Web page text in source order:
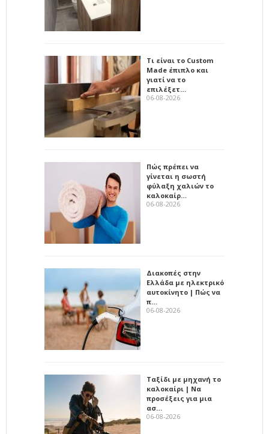
Τι είναι το Custom
Made έπιπλο και
γιατί να το
επιλέξετ…
06-08-2026
Πώς πρέπει να
γίνεται η σωστή
φύλαξη χαλιών το
καλοκαίρ…
06-08-2026
Διακοπές στην
Ελλάδα με ηλεκτρικό
αυτοκίνητο | Πώς να
π…
06-08-2026
Ταξίδι με μηχανή το
καλοκαίρι | Να
προσέξεις για μια
ασ…
06-08-2026